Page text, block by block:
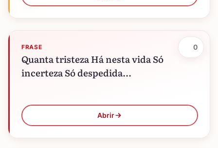
FRASE
Quanta tristeza Há nesta vida Só
incerteza Só despedida...
Abrir
0